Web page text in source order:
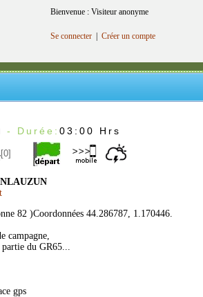
Bienvenue : Visiteur anonyme
Se connecter Créer un compte
- Durée:03:00 Hrs
[0]
82 )Coordonnées 44.286787, 1.170446.
campagne,
partie du GR65...
gps